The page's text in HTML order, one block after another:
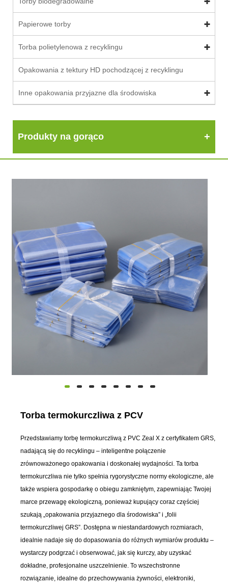
Papierowe torby
Torba polietylenowa z recyklingu
Opakowania z tektury HD pochodzącej z recyklingu
Inne opakowania przyjazne dla środowiska
Produkty na gorąco
Torba termokurczliwa z PCV
Przedstawiamy torbę termokurczliwą z PVC Zeal X z certyfikatem GRS,
nadającą się do recyklingu – inteligentne połączenie
zrównoważonego opakowania i doskonałej wydajności. Ta torba
termokurczliwa nie tylko spełnia rygorystyczne normy ekologiczne, ale
także wspiera gospodarkę o obiegu zamkniętym, zapewniając Twojej
marce przewagę ekologiczną, ponieważ kupujący coraz częściej
szukają „opakowania przyjaznego dla środowiska” i „folii
termokurczliwej GRS”. Dostępna w niestandardowych rozmiarach,
idealnie nadaje się do dopasowania do różnych wymiarów produktu –
wystarczy podgrzać i obserwować, jak się kurczy, aby uzyskać
dokładne, profesjonalne uszczelnienie. To wszechstronne
rozwiązanie, idealne do przechowywania żywności, elektroniki,